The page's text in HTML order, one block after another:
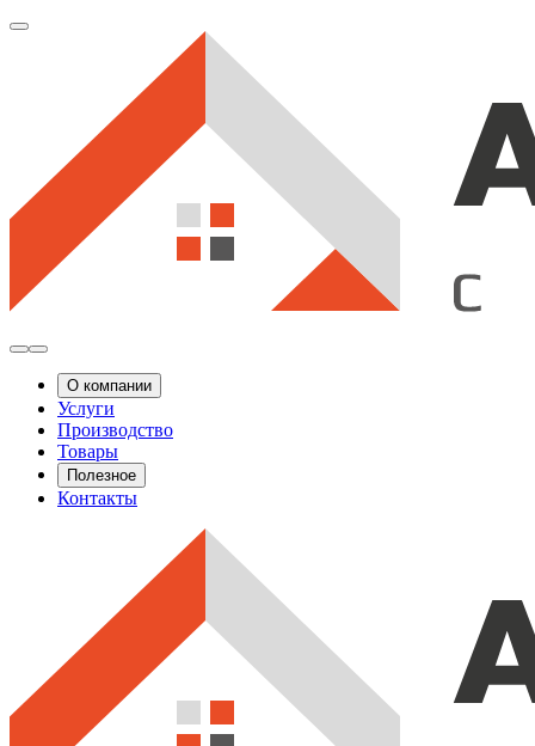
О компании
Услуги
Производство
Товары
Полезное
Контакты